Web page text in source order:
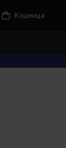
Kошница